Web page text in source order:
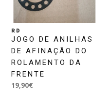
RD
JOGO DE ANILHAS
DE AFINAÇÃO DO
ROLAMENTO DA
FRENTE
19,90€